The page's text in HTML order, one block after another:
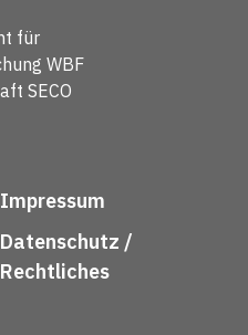
für
WBF
SECO
Impressum
Datenschutz /
Rechtliches